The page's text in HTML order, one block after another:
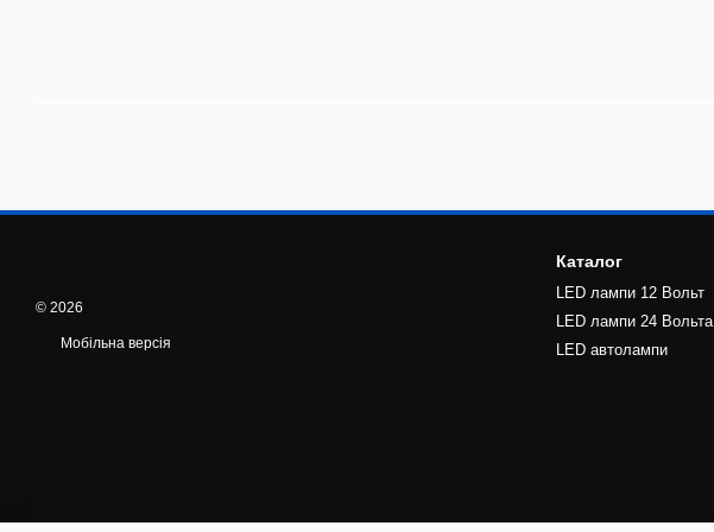
© 2026
Мобільна версія
Каталог
LED лампи 12 Вольт
LED лампи 24 Вольта
LED автолампи